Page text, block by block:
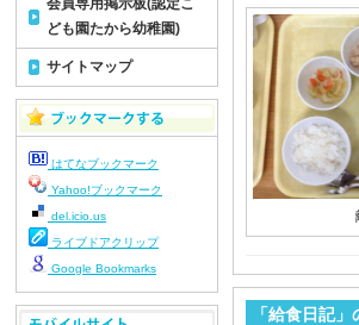
「給食日記
会員専用掲示板(認定こ
ども園たから幼稚園)
サイトマップ
はてなブックマーク
Yahoo!ブックマーク
del.icio.us
ライブドアクリップ
Google Bookmarks